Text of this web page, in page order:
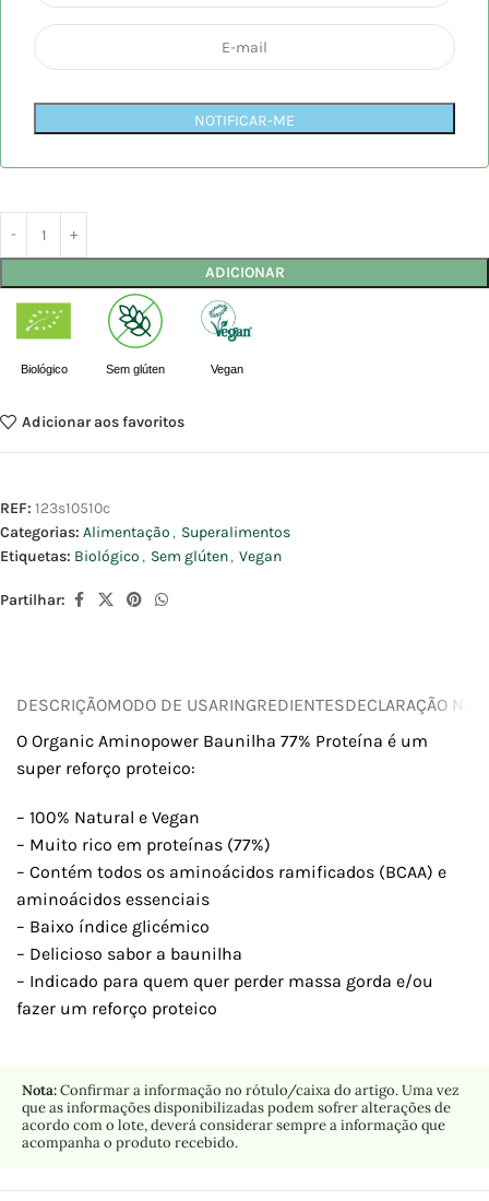
NOTIFICAR-ME
ADICIONAR
Biológico Sem glúten Vegan
Adicionar aos favoritos
REF: 123s10510c
Categorias: Alimentação , Superalimentos
Etiquetas: Biológico , Sem glúten, Vegan
Partilhar:
DESCRIÇÃOMODO DE USARINGREDIENTESDECLARAÇÃO
O Organic Aminopower Baunilha 77% Proteína é um
super reforço proteico:
– 100% Natural e Vegan
– Muito rico em proteínas (77%)
– Contém todos os aminoácidos ramificados (BCAA) e
aminoácidos essenciais
– Baixo índice glicémico
– Delicioso sabor a baunilha
– Indicado para quem quer perder massa gorda e/ou
fazer um reforço proteico
Nota:Confirmar a informação no rótulo/caixa do artigo. Uma vez
que as informações disponibilizadas podem sofrer alterações de
acordo com o lote, deverá considerar sempre a informação que
acompanha o produto recebido.